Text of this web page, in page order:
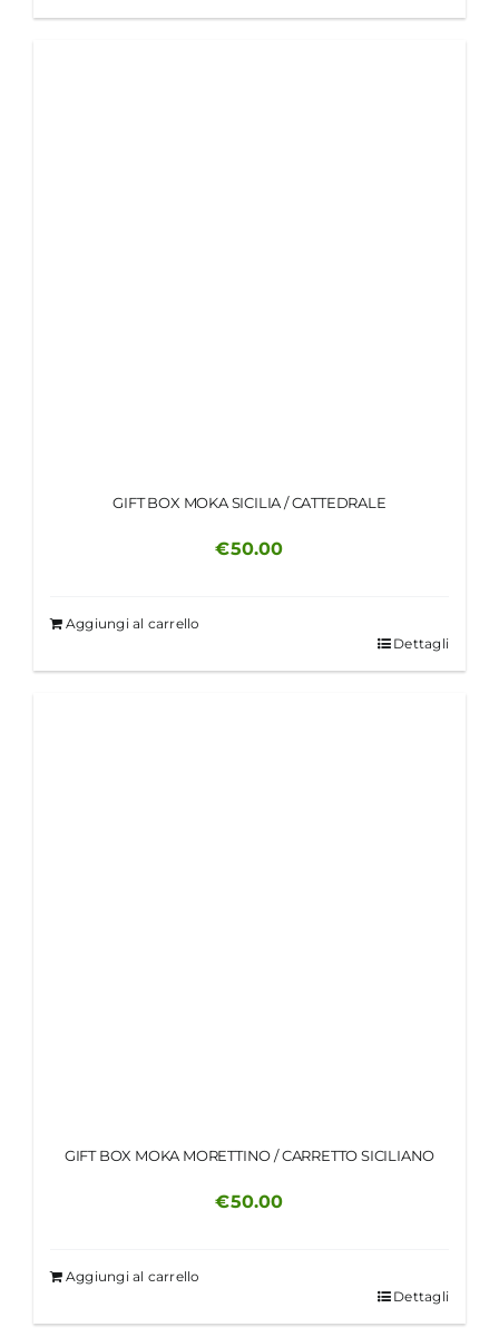
GIFT BOX MOKA SICILIA / CATTEDRALE
€50.00
Aggiungi al carrello
Dettagli
GIFT BOX MOKA MORETTINO / CARRETTO SICILIANO
€50.00
Aggiungi al carrello
Dettagli